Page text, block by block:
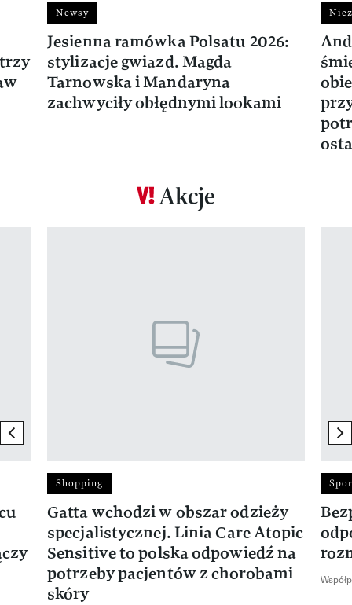
Newsy
Jesienna ramówka Polsatu 2026:
stylizacje gwiazd. Magda
Tarnowska i Mandaryna
zachwyciły obłędnymi lookami
Akcje
previous element
Shopping
Gatta wchodzi w obszar odzieży
specjalistycznej. Linia Care Atopic
Sensitive to polska odpowiedź na
potrzeby pacjentów z chorobami
skóry